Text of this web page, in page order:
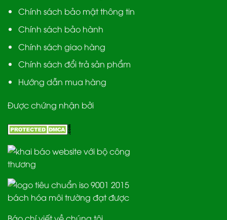
Chính sách bảo mật thông tin
Chính sách bảo hành
Chính sách giao hàng
Chính sách đổi trả sản phẩm
Hướng dẫn mua hàng
Được chứng nhận bởi